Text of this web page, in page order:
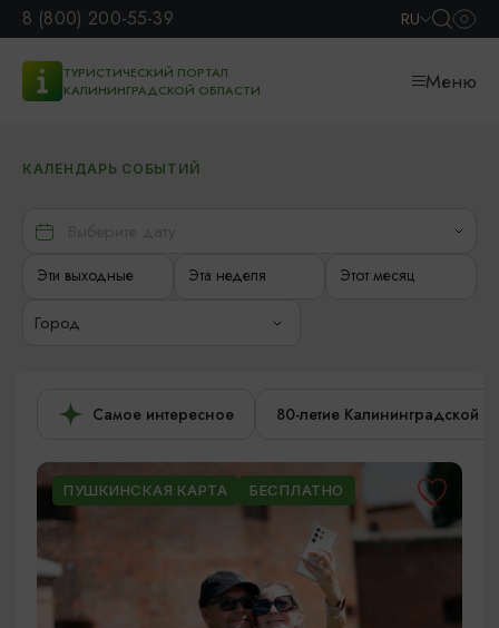
8 (800) 200-55-39 RU
ТУРИСТИЧЕСКИЙ ПОРТАЛ
КАЛИНИНГРАДСКОЙ ОБЛАСТИ
Меню
КАЛЕНДАРЬ СОБЫТИЙ
Эти выходные Эта неделя Этот месяц
Город
Самое интересное 80-летие Калининградской
ПУШКИНСКАЯ КАРТА БЕСПЛАТНО